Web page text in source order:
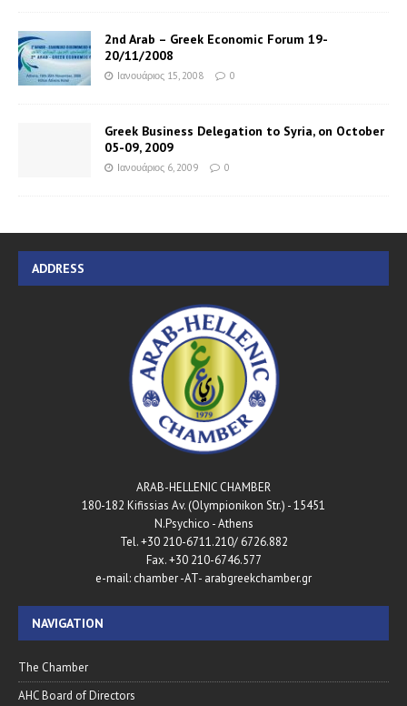
2nd Arab – Greek Economic Forum 19-
20/11/2008
Ιανουάριος 15, 2008 0
Greek Business Delegation to Syria, on October
05-09, 2009
Ιανουάριος 6, 2009 0
ADDRESS
ARAB-HELLENIC CHAMBER
180-182 Kifissias Av. (Olympionikon Str.) - 15451
N.Psychico - Athens
Tel. +30 210-6711.210/ 6726.882
Fax. +30 210-6746.577
e-mail: chamber -AT- arabgreekchamber.gr
NAVIGATION
The Chamber
AHC Board of Directors